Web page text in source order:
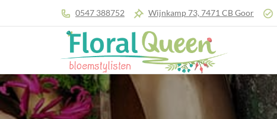
0547 388752 Wijnkamp 73, 7471 CB Goor